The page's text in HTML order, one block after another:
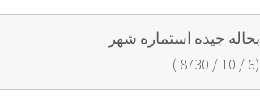
بحاله جيده استماره شهر
(
6
/
10
/
8730
)